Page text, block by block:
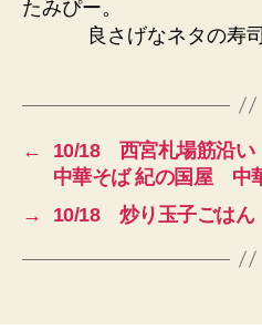
たみぴー。
良さげなネタの寿司
←
10/18 西宮札場筋沿
中華そば 紀の国屋 中
→
10/18 炒り玉子ごは